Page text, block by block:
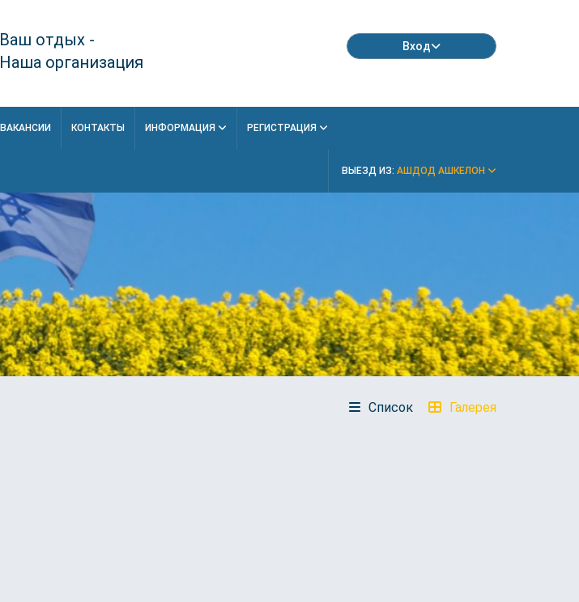
Ваш отдых -
Наша организация
Вход
ВАКАНСИИ КОНТАКТЫ ИНФОРМАЦИЯ РЕГИСТРАЦИЯ
ВЫЕЗД ИЗ: АШДОД АШКЕЛОН
Список Галерея